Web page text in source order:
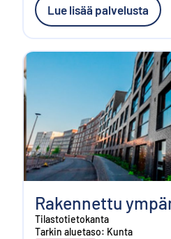
Lue lisää palvelusta
Rakennettu
Tilastotietokanta
Tarkin aluetaso: Kunta